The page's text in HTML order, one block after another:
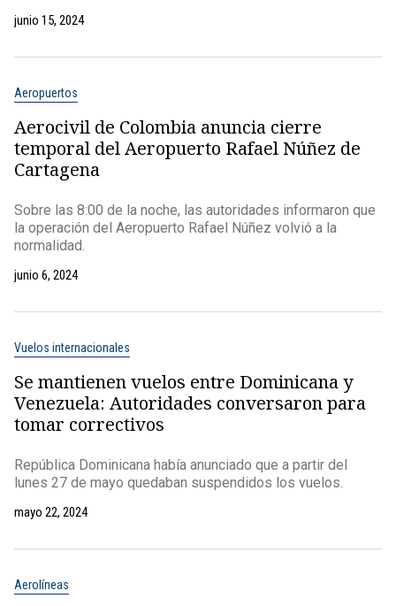
junio 15, 2024
Aeropuertos
Aerocivil de Colombia anuncia cierre
temporal del Aeropuerto Rafael Núñez de
Cartagena
Sobre las 8:00 de la noche, las autoridades informaron que
la operación del Aeropuerto Rafael Núñez volvió a la
normalidad.
junio 6, 2024
Vuelos internacionales
Se mantienen vuelos entre Dominicana y
Venezuela: Autoridades conversaron para
tomar correctivos
República Dominicana había anunciado que a partir del
lunes 27 de mayo quedaban suspendidos los vuelos.
mayo 22, 2024
Aerolíneas